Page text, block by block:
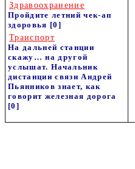
Здравоохранение
Пройдите летний чек-ап
здоровья [0]
Транспорт
На дальней станции
скажу… на другой
услышат. Начальник
дистанции связи Андрей
Пьянников знает, как
говорит железная дорога
[0]